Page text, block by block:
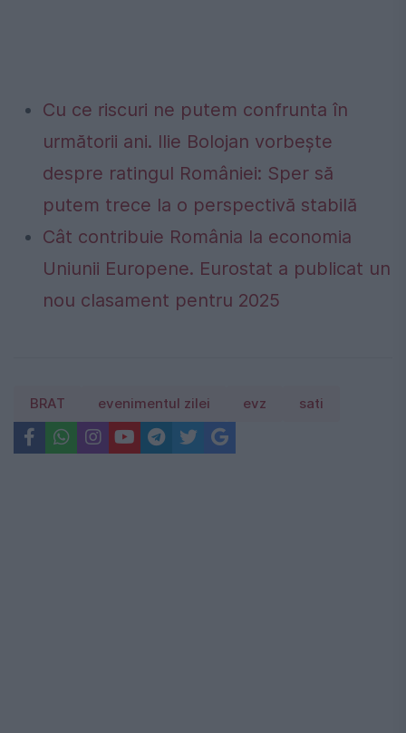
Cu ce riscuri ne putem confrunta în
următorii ani. Ilie Bolojan vorbește
despre ratingul României: Sper să
putem trece la o perspectivă stabilă
Cât contribuie România la economia
Uniunii Europene. Eurostat a publicat un
nou clasament pentru 2025
BRAT evenimentul zilei evz sati